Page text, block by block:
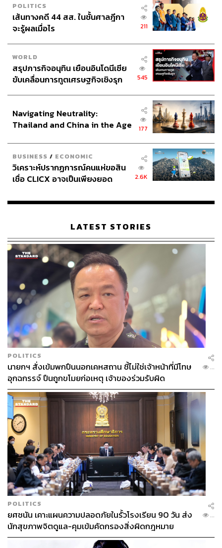
POLITICS
เส้นทางคดี 44 สส. ในชั้นศาลฎีกา
จะรู้ผลเมื่อไร
211
WORLD
สรุปภารกิจอนุทิน เยือนอินโดนีเซีย
ขับเคลื่อนการทูตเศรษฐกิจเชิงรุก
545
Navigating Neutrality:
Thailand and China in the Age
177
BUSINESS / ECONOMIC
วิเคราะห์ปรากฏการณ์คนแห่ขอสิน
เชื่อ CLICX อาจเป็นเพียงยอด
เรือนไทยที่ถูกซุกไว้
2.6K
LATEST STORIES
POLITICS
นายกฯ สั่งเข้มพกปืนนอกเคหสถาน ชี้ไม่ใช่เจ้าหน้าที่มีโทษ
อุกฉกรรจ์ ปืนถูกขโมยก่อเหตุ เจ้าของร่วมรับผิด
...
POLITICS
ยศชนัน เคาะแผนความปลอดภัยในรั้วโรงเรียน 90 วัน ส่ง
นักสุขภาพจิตดูแล-คุมเข้มคัดกรองสิ่งผิดกฎหมาย
...